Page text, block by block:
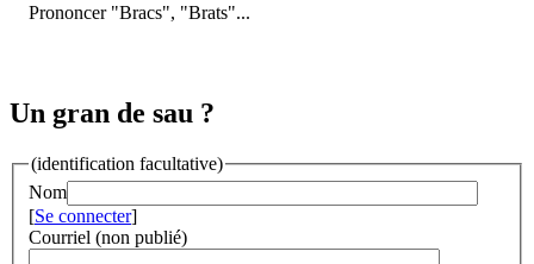
Prononcer "Bracs", "Brats"...
Un gran de sau ?
(identification facultative)
Nom
[Se connecter]
Courriel (non publié)